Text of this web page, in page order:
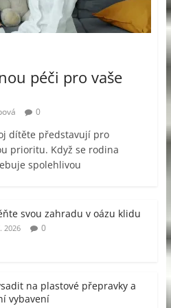
péči pro vaše
0
dítěte představují pro
prioritu. Když se rodina
spolehlivou
svou zahradu v oázu klidu
2026 0
na plastové přepravky a
vybavení